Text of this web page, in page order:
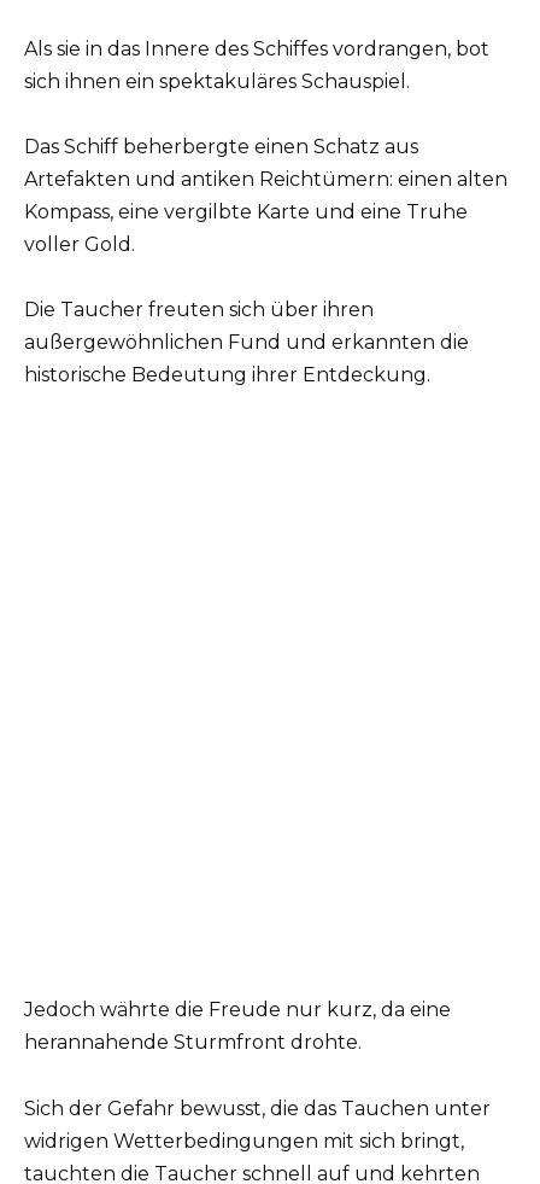
Als sie in das Innere des Schiffes vordrangen, bot
sich ihnen ein spektakuläres Schauspiel.
Das Schiff beherbergte einen Schatz aus
Artefakten und antiken Reichtümern: einen alten
Kompass, eine vergilbte Karte und eine Truhe
voller Gold.
Die Taucher freuten sich über ihren
außergewöhnlichen Fund und erkannten die
historische Bedeutung ihrer Entdeckung.
Jedoch währte die Freude nur kurz, da eine
herannahende Sturmfront drohte.
Sich der Gefahr bewusst, die das Tauchen unter
widrigen Wetterbedingungen mit sich bringt,
tauchten die Taucher schnell auf und kehrten